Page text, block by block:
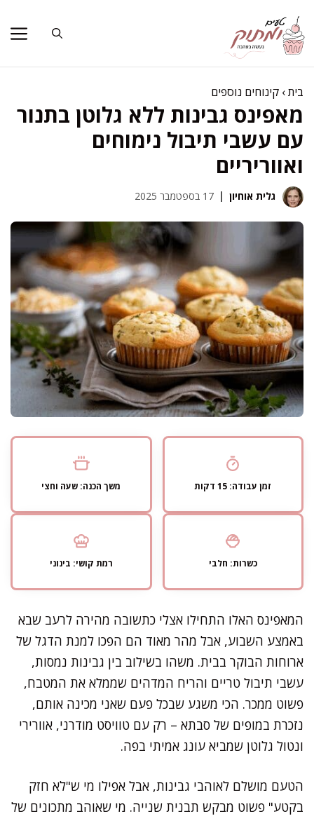
לתוכן
בית› קינוחים נוספים
מאפינס גבינות ללא גלוטן בתנור
עם עשבי תיבול נימוחים
ואווריריים
גלית אוחיון 17 בספטמבר 2025
זמן עבודה: 15 דקות משך הכנה: שעה וחצי
כשרות: חלבי רמת קושי: בינוני
המאפינס האלו התחילו אצלי כתשובה מהירה לרעב שבא
באמצע השבוע, אבל מהר מאוד הם הפכו למנת הדגל של
ארוחות הבוקר בבית. משהו בשילוב בין גבינות נמסות,
עשבי תיבול טריים והריח המדהים שממלא את המטבח,
פשוט ממכר. הכי משגע שבכל פעם שאני מכינה אותם,
נזכרת במופים של סבתא – רק עם טוויסט מודרני, אוורירי
ונטול גלוטן שמביא עונג אמיתי בפה.
הטעם מושלם לאוהבי גבינות, אבל אפילו מי ש"לא חזק
בקטע" פשוט מבקש תבנית שנייה. מי שאוהב מתכונים של